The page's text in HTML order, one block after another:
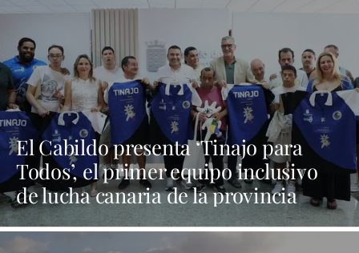
El Cabildo presenta ‘Tinajo para
Todos’, el primer equipo inclusivo
de lucha canaria de la provincia